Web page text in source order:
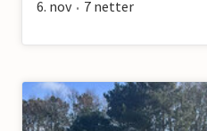
6. nov • 7 netter